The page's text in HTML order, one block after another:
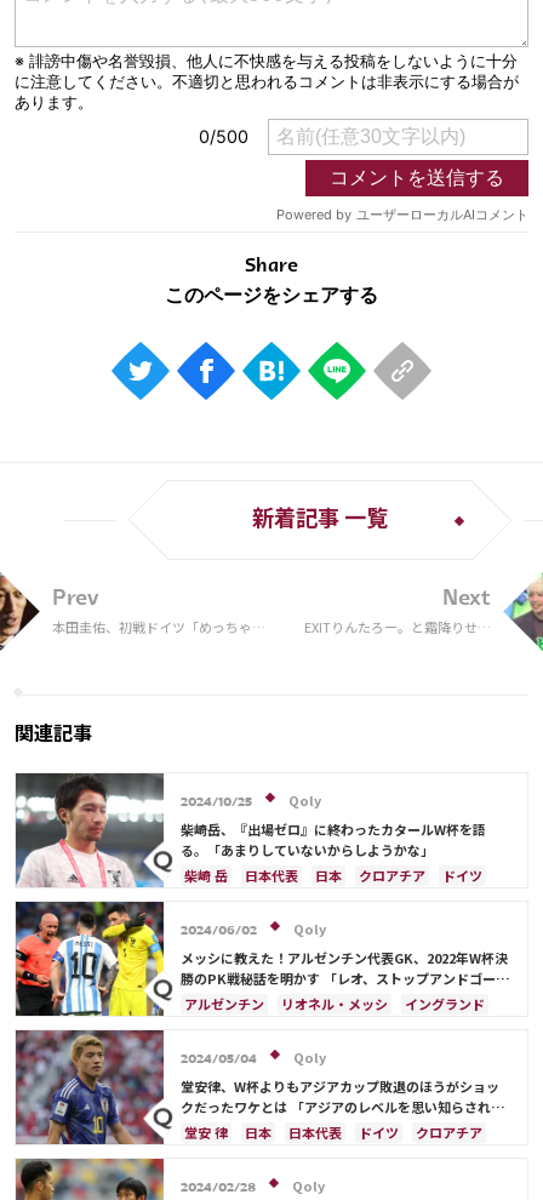
Share
Prev
本田圭佑、初戦ドイツ「めっちゃキ
新着記事 一覧
Next
EXITりんたろー。と霜降りせい
関連記事
2024/10/25
Qoly
柴崎岳、『出場ゼロ』に終わったカタールW杯を語
る。「あまりしていないからしようかな」
柴崎 岳
日本代表 日本 クロアチア
ドイツ
2024/06/02
Qoly
メッシに教えた！アルゼンチン代表GK、2022年W杯決
勝のPK戦秘話を明かす 「レオ、ストップアンドゴー
だ」
アルゼンチン リオネル・メッシ
イングランド
2024/05/04
Qoly
堂安律、W杯よりもアジアカップ敗退のほうがショッ
クだったワケとは 「アジアのレベルを思い知らされ
た」
堂安 律 日本 日本代表 ドイツ クロアチア
2024/02/28 Qoly